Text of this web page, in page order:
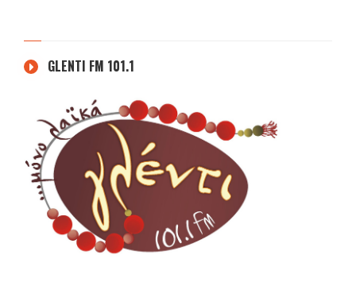
GLENTI FM 101.1